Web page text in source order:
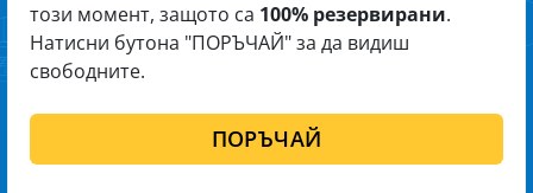
този момент, защото са 100% резервирани.
Натисни бутона "ПОРЪЧАЙ" за да видиш
свободните.
ПОРЪЧАЙ